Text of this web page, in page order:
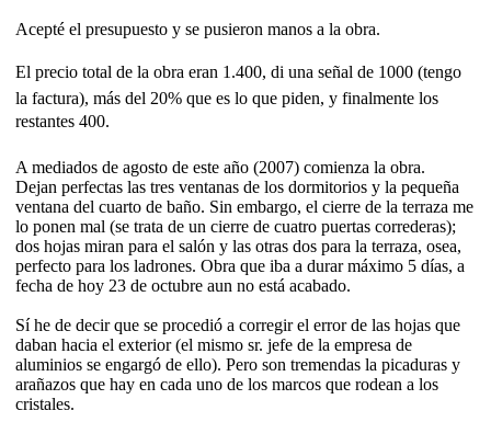
Acepté el presupuesto y se pusieron manos a la obra.
El precio total de la obra eran 1.400, di una señal de 1000 (tengo
la factura), más del 20% que es lo que piden, y finalmente los
restantes 400.
A mediados de agosto de este año (2007) comienza la obra.
Dejan perfectas las tres ventanas de los dormitorios y la pequeña
ventana del cuarto de baño. Sin embargo, el cierre de la terraza me
lo ponen mal (se trata de un cierre de cuatro puertas correderas);
dos hojas miran para el salón y las otras dos para la terraza, osea,
perfecto para los ladrones. Obra que iba a durar máximo 5 días, a
fecha de hoy 23 de octubre aun no está acabado.
Sí he de decir que se procedió a corregir el error de las hojas que
daban hacia el exterior (el mismo sr. jefe de la empresa de
aluminios se engargó de ello). Pero son tremendas la picaduras y
arañazos que hay en cada uno de los marcos que rodean a los
cristales.